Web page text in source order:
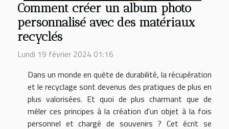
Comment créer un album photo
personnalisé avec des matériaux
recyclés
Lundi 19 février 2024 01:16
Dans un monde en quête de durabilité, la récupération
et le recyclage sont devenus des pratiques de plus en
plus valorisées. Et quoi de plus charmant que de
mêler ces principes à la création d'un objet à la fois
personnel et chargé de souvenirs ? Cet écrit se